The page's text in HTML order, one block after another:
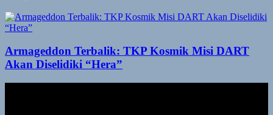
Armageddon Terbalik: TKP Kosmik Misi DART
Akan Diselidiki “Hera”